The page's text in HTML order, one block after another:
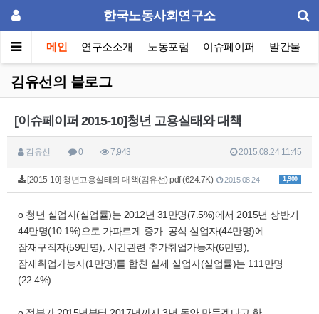
한국노동사회연구소
메인 연구소소개 노동포럼 이슈페이퍼 발간물
김유선의 블로그
[이슈페이퍼 2015-10]청년 고용실태와 대책
김유선 0 7,943 2015.08.24 11:45
1,900
[2015-10] 청년고용실태와 대책(김유선).pdf (624.7K) 2015.08.24
o 청년 실업자(실업률)는 2012년 31만명(7.5%)에서 2015년 상반기
44만명(10.1%)으로 가파르게 증가. 공식 실업자(44만명)에
잠재구직자(59만명), 시간관련 추가취업가능자(6만명),
잠재취업가능자(1만명)를 합친 실제 실업자(실업률)는 111만명
(22.4%).